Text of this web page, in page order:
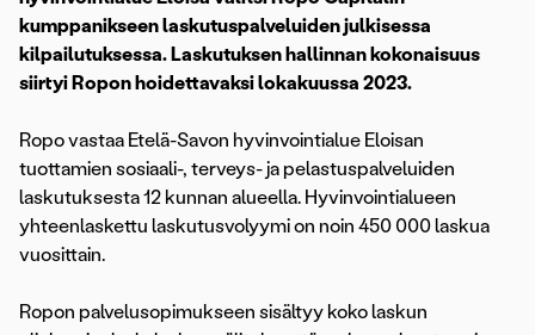
kumppanikseen laskutuspalveluiden julkisessa
kilpailutuksessa. Laskutuksen hallinnan kokonaisuus
siirtyi Ropon hoidettavaksi lokakuussa 2023.
Ropo vastaa Etelä-Savon hyvinvointialue Eloisan
tuottamien sosiaali-, terveys- ja pelastuspalveluiden
laskutuksesta 12 kunnan alueella. Hyvinvointialueen
yhteenlaskettu laskutusvolyymi on noin 450 000 laskua
vuosittain.
Ropon palvelusopimukseen sisältyy koko laskun